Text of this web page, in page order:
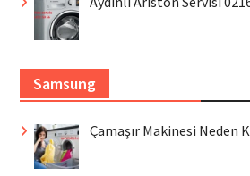
Samsung
Çamaşır Makinesi Neden